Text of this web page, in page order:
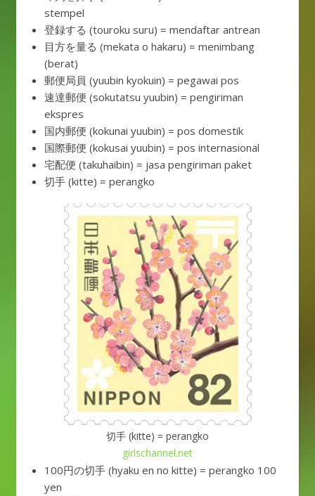
stempel
登録する (touroku suru) = mendaftar antrean
目方を量る (mekata o hakaru) = menimbang
(berat)
郵便局員 (yuubin kyokuin) = pegawai pos
速達郵便 (sokutatsu yuubin) = pengiriman
ekspres
国内郵便 (kokunai yuubin) = pos domestik
国際郵便 (kokusai yuubin) = pos internasional
宅配便 (takuhaibin) = jasa pengiriman paket
切手 (kitte) = perangko
切手 (kitte) = perangko
girlschannel.net
100円の切手 (hyaku en no kitte) = perangko 100
yen